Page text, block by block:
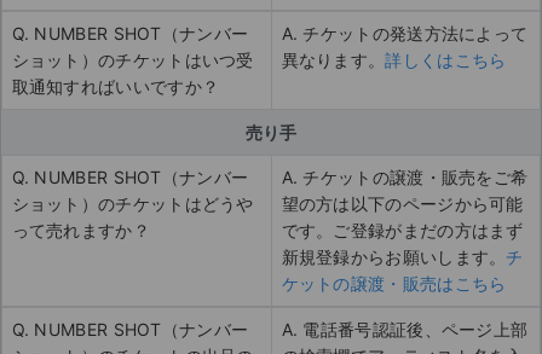
Q. NUMBER SHOT（ナンバー
ショット）のチケットはいつ受
取通知すればいいですか？
A. チケットの発送方法によって
異なります。詳しくはこちら
売り手
Q. NUMBER SHOT（ナンバー
ショット）のチケットはどうや
って売れますか？
A. チケットの譲渡・販売をご希
望の方は以下のページから可能
です。ご登録がまだの方はまず
新規登録からお願いします。 チ
ケットの譲渡・販売はこちら
Q. NUMBER SHOT（ナンバー
A. 電話番号認証後、ページ上部